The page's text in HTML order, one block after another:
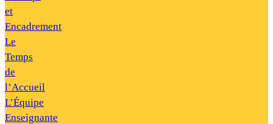
et
Encadrement
Le
Temps
de
l’Accueil
L’Équipe
Enseignante